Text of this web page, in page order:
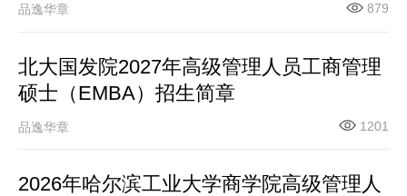
品逸华章 879
北大国发院2027年高级管理人员工商管理
硕士（EMBA）招生简章
品逸华章 1201
2026年哈尔滨工业大学商学院高级管理人